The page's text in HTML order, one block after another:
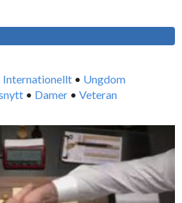
Internationellt • Ungdom
• Damer • Veteran